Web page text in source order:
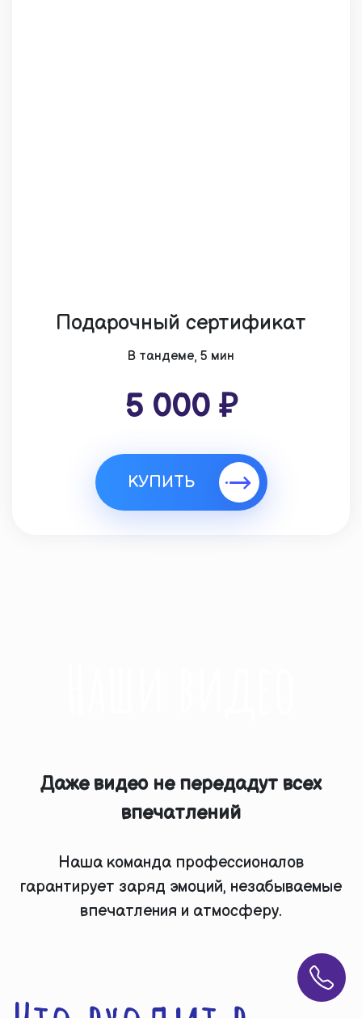
Подарочный сертификат
В тандеме, 5 мин
5 000 ₽
КУПИТЬ
Даже видео не передадут всех
впечатлений
Наша команда профессионалов
гарантирует заряд эмоций, незабываемые
впечатления и атмосферу.